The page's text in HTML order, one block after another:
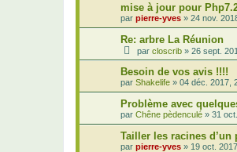
mise à jour pour
par pierre-yves » 24 nov.
Re: arbre La Réunion
par closcrib » 26 sept.
Besoin de vos avis !!!!
par Shakelife » 04 déc. 2017,
Problème avec
par Chêne pèdenculé » 31
Tailler les racines d’un
par pierre-yves » 19 oct.